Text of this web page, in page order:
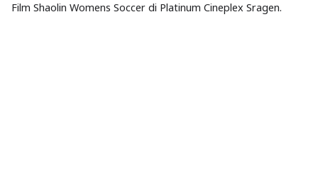
Film Shaolin Womens Soccer di Platinum Cineplex Sragen.